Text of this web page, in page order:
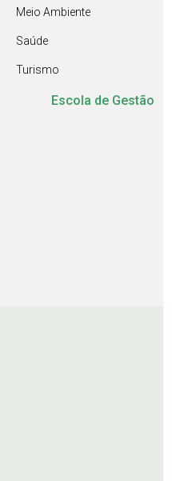
Meio Ambiente
Saúde
Turismo
Escola de Gestão